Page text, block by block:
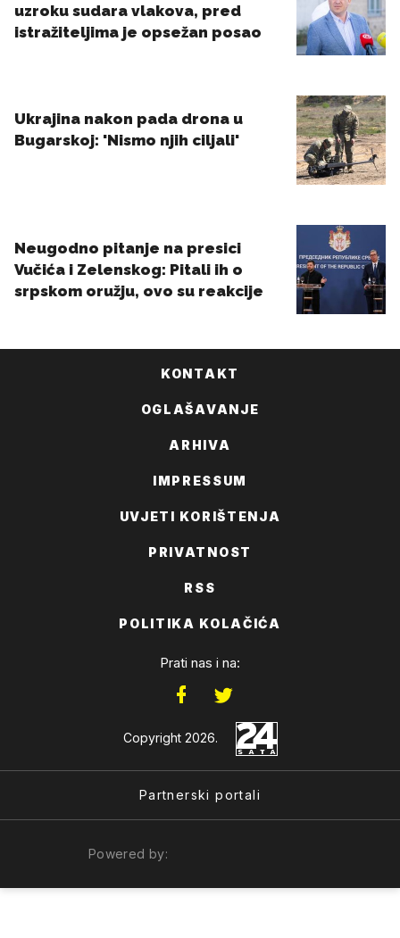
KONTAKT
OGLAŠAVANJE
ARHIVA
IMPRESSUM
UVJETI KORIŠTENJA
PRIVATNOST
RSS
POLITIKA KOLAČIĆA
Prati nas i na:
Copyright 2026.
Partnerski portali
Powered by: